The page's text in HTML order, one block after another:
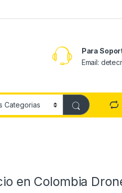
Para
Email:
en Colombia